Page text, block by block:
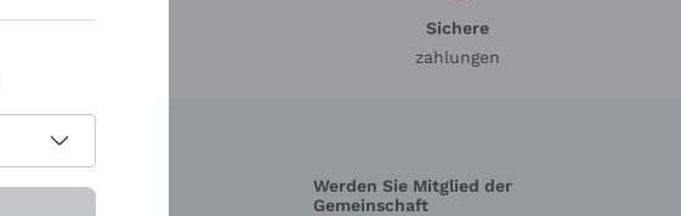
Sichere
zahlungen
Brauchen Sie Hilfe?
Werden Sie Mitglied der
Gemeinschaft